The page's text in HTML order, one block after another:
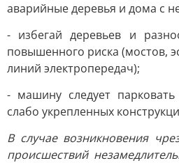
аварийные деревья и дома с
- избегай деревьев и
повышенного риска (мостов,
линий электропередач);
- машину следует
слабо укрепленных
В случае возникновения
происшествий